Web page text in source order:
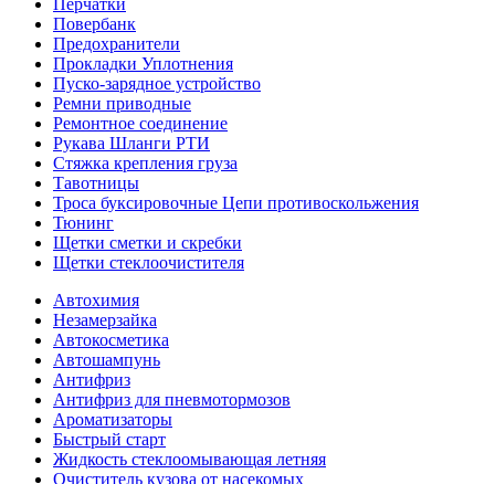
Перчатки
Повербанк
Предохранители
Прокладки Уплотнения
Пуско-зарядное устройство
Ремни приводные
Ремонтное соединение
Рукава Шланги РТИ
Стяжка крепления груза
Тавотницы
Троса буксировочные Цепи противоскольжения
Тюнинг
Щетки сметки и скребки
Щетки стеклоочистителя
Автохимия
Незамерзайка
Автокосметика
Автошампунь
Антифриз
Антифриз для пневмотормозов
Ароматизаторы
Быстрый старт
Жидкость стеклоомывающая летняя
Очиститель кузова от насекомых